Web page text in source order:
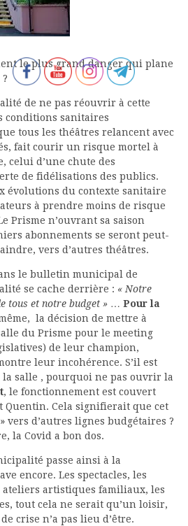
le plus grand danger qui plane
?
de ne pas réouvrir à cette
conditions sanitaires
tous les théâtres relancent avec
fait courir un risque mortel à
celui d’une chute des
de fidélisations des publics.
évolutions du contexte sanitaire
à prendre moins de risque
Prisme n’ouvrant sa saison
abonnements se seront peut-
vers d’autres théâtres.
le bulletin municipal de
se cache derrière : « Notre
tous et notre budget » … Pour la
la décision de mettre à
du Prisme pour le meeting
de leur champion,
leur incohérence. S’il est
salle , pourquoi ne pas ouvrir la
, le fonctionnement est couvert
Quentin. Cela signifierait que cet
vers d’autres lignes budgétaires ?
la Covid a bon dos.
passe ainsi à la
encore. Les spectacles, les
artistiques familiaux, les
tout cela ne serait qu’un loisir,
crise n’a pas lieu d’être.